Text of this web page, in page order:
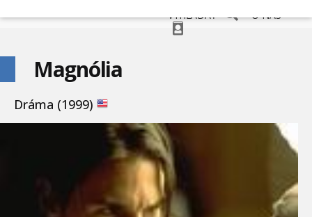
VYHĽADAŤ O NÁS
Magnólia
Dráma (1999)